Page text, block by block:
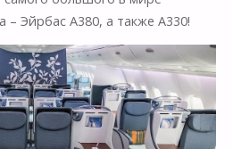
– Эйрбас А380, а также А330!